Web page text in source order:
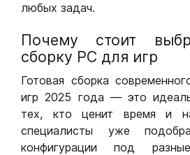
любых задач.
Почему стоит
сборку РС для игр
Готовая сборка
игр 2025 года — это
тех, кто ценит время и
специалисты уже
конфигурации под